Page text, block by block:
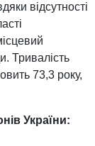
відсутності
Тривалість
73,3 року,
України: